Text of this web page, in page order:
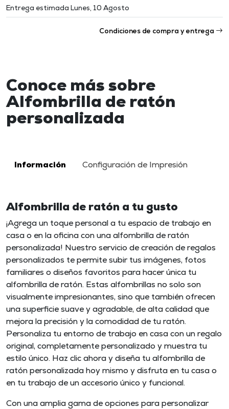
Entrega estimada Lunes, 10 Agosto
Condiciones de compra y entrega
Conoce más sobre
Alfombrilla de ratón
personalizada
Información Configuración de Impresión
Alfombrilla de ratón a tu gusto
¡Agrega un toque personal a tu espacio de trabajo en
casa o en la oficina con una alfombrilla de ratón
personalizada! Nuestro servicio de creación de regalos
personalizados te permite subir tus imágenes, fotos
familiares o diseños favoritos para hacer única tu
alfombrilla de ratón. Estas alfombrillas no solo son
visualmente impresionantes, sino que también ofrecen
una superficie suave y agradable, de alta calidad que
mejora la precisión y la comodidad de tu ratón.
Personaliza tu entorno de trabajo en casa con un regalo
original, completamente personalizado y muestra tu
estilo único. Haz clic ahora y diseña tu alfombrilla de
ratón personalizada hoy mismo y disfruta en tu casa o
en tu trabajo de un accesorio único y funcional.
Con una amplia gama de opciones para personalizar